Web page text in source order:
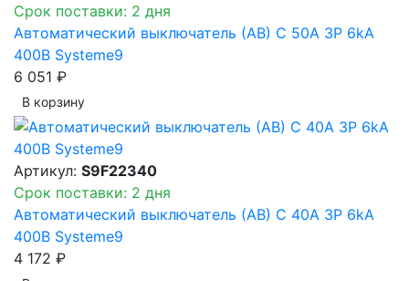
Срок поставки: 2 дня
Автоматический выключатель (АВ) C 50A 3P 6kA
400В Systeme9
6 051 ₽
В корзинy
Артикул: S9F22340
Срок поставки: 2 дня
Автоматический выключатель (АВ) C 40A 3P 6kA
400В Systeme9
4 172 ₽